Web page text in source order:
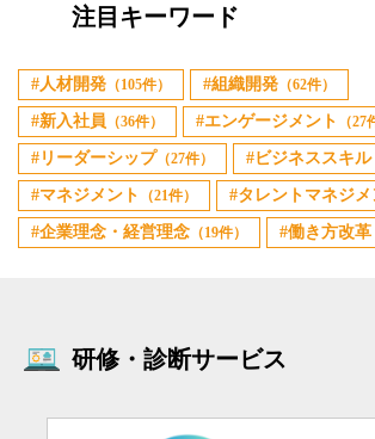
注目キーワード
人材開発 （105件） 組織開発 （62件）
新入社員 （36件） エンゲージメント （27
リーダーシップ （27件） ビジネススキル
マネジメント （21件） タレントマネジメ
企業理念・経営理念 （19件） 働き方改革
研修・診断サービス